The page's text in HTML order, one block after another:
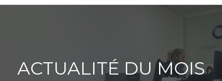
ACTUALITÉ DU MOIS